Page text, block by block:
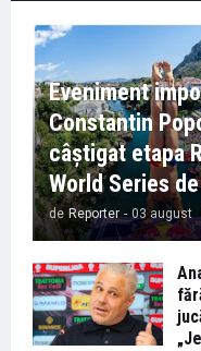
Eveniment
Constantin
câștigat etapa
World Series
de Reporter - 03 august